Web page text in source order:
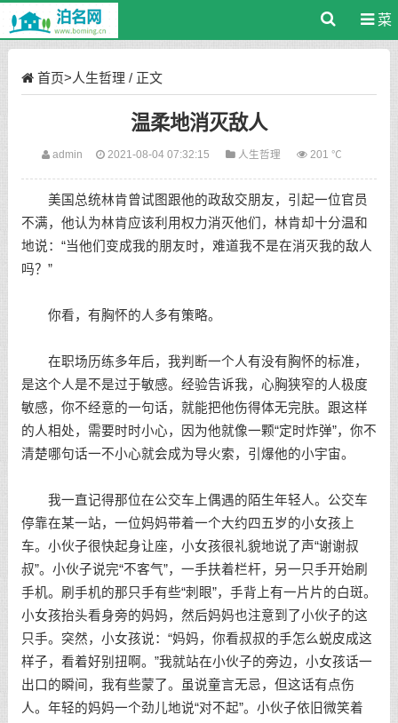
菜
首页>人生哲理 / 正文
温柔地消灭敌人
admin 2021-08-04 07:32:15 人生哲理 201 ℃
美国总统林肯曾试图跟他的政敌交朋友，引起一位官员
不满，他认为林肯应该利用权力消灭他们，林肯却十分温和
地说：“当他们变成我的朋友时，难道我不是在消灭我的敌人
吗？”
你看，有胸怀的人多有策略。
在职场历练多年后，我判断一个人有没有胸怀的标准，
是这个人是不是过于敏感。经验告诉我，心胸狭窄的人极度
敏感，你不经意的一句话，就能把他伤得体无完肤。跟这样
的人相处，需要时时小心，因为他就像一颗“定时炸弹”，你不
清楚哪句话一不小心就会成为导火索，引爆他的小宇宙。
我一直记得那位在公交车上偶遇的陌生年轻人。公交车
停靠在某一站，一位妈妈带着一个大约四五岁的小女孩上
车。小伙子很快起身让座，小女孩很礼貌地说了声“谢谢叔
叔”。小伙子说完“不客气”，一手扶着栏杆，另一只手开始刷
手机。刷手机的那只手有些“刺眼”，手背上有一片片的白斑。
小女孩抬头看身旁的妈妈，然后妈妈也注意到了小伙子的这
只手。突然，小女孩说：“妈妈，你看叔叔的手怎么蜕皮成这
样子，看着好别扭啊。”我就站在小伙子的旁边，小女孩话一
出口的瞬间，我有些蒙了。虽说童言无忌，但这话有点伤
人。年轻的妈妈一个劲儿地说“对不起”。小伙子依旧微笑着